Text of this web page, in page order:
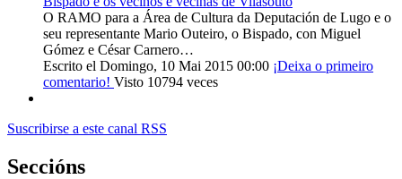
O RAMO para a Área de Cultura da Deputación de Lugo e o
seu representante Mario Outeiro, o Bispado, con Miguel
Gómez e César Carnero…
Escrito el Domingo, 10 Mai 2015 00:00 ¡Deixa o primeiro
comentario! Visto 10794 veces
Suscribirse a este canal RSS
Seccións